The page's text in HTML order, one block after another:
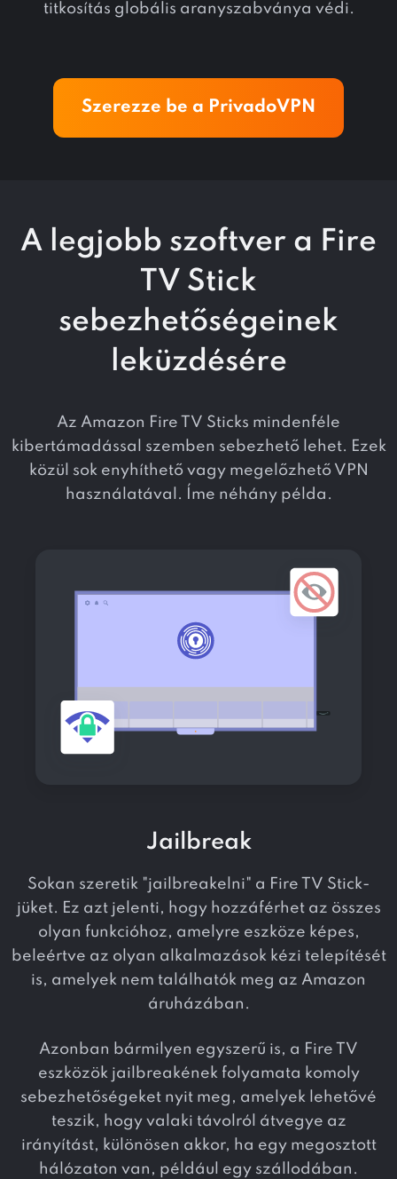
titkosítás globális aranyszabványa védi.
Szerezze be a PrivadoVPN
A legjobb szoftver a Fire
TV Stick
sebezhetőségeinek
leküzdésére
Az Amazon Fire TV Sticks mindenféle
kibertámadással szemben sebezhető lehet. Ezek
közül sok enyhíthető vagy megelőzhető VPN
használatával. Íme néhány példa.
Jailbreak
Sokan szeretik "jailbreakelni" a Fire TV Stick-
jüket. Ez azt jelenti, hogy hozzáférhet az összes
olyan funkcióhoz, amelyre eszköze képes,
beleértve az olyan alkalmazások kézi telepítését
is, amelyek nem találhatók meg az Amazon
áruházában.
Azonban bármilyen egyszerű is, a Fire TV
eszközök jailbreakének folyamata komoly
sebezhetőségeket nyit meg, amelyek lehetővé
teszik, hogy valaki távolról átvegye az
irányítást, különösen akkor, ha egy megosztott
hálózaton van, például egy szállodában.